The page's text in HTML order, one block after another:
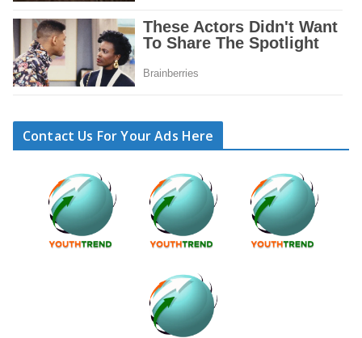
Contact Us For Your Ads Here